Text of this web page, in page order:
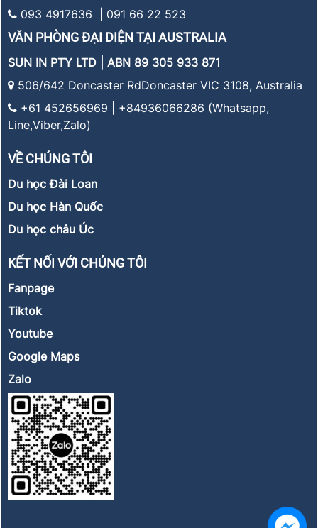
093 4917636 | 091 66 22 523
VĂN PHÒNG ĐẠI DIỆN TẠI AUSTRALIA
SUN IN PTY LTD | ABN 89 305 933 871
506/642 Doncaster RdDoncaster VIC 3108, Australia
+61 452656969 | +84936066286 (Whatsapp,
Line,Viber,Zalo)
VỀ CHÚNG TÔI
Du học Đài Loan
Du học Hàn Quốc
Du học châu Úc
KẾT NỐI VỚI CHÚNG TÔI
Fanpage
Tiktok
Youtube
Google Maps
Zalo